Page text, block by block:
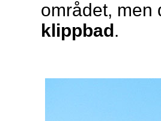
området, men
klippbad.